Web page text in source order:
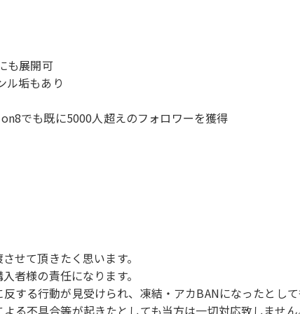
も展開可
ル垢もあり
でも既に5000人超えのフォロワーを獲得
せて頂きたく思います。
者様の責任になります。
する行動が見受けられ、凍結・アカBANになったとし
る不具合等が起きたとしても当方は一切対応致しません